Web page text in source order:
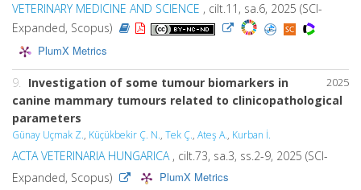
VETERINARY MEDICINE AND SCIENCE , cilt.11, sa.6, 2025 (SCI-
Expanded, Scopus)
PlumX Metrics
2025
9.
Investigation of some tumour biomarkers in
canine mammary tumours related to clinicopathological
parameters
Günay Uçmak Z., Küçükbekir Ç. N., Tek Ç., Ateş A., Kurban İ.
ACTA VETERINARIA HUNGARICA , cilt.73, sa.3, ss.2-9, 2025 (SCI-
Expanded, Scopus)
PlumX Metrics